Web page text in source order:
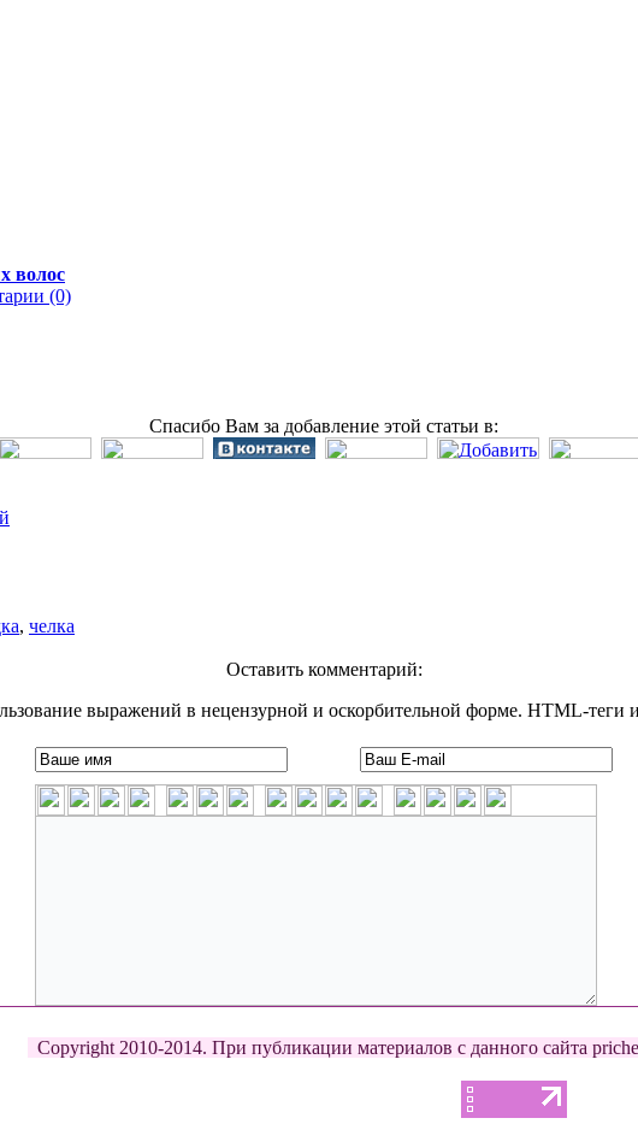
волос
(0)
Спасибо Вам за добавление этой статьи в:
, челка
Оставить комментарий:
выражений в нецензурной и оскорбительной форме. HTML-теги
Copyright 2010-2014. При публикации материалов с данного сайта